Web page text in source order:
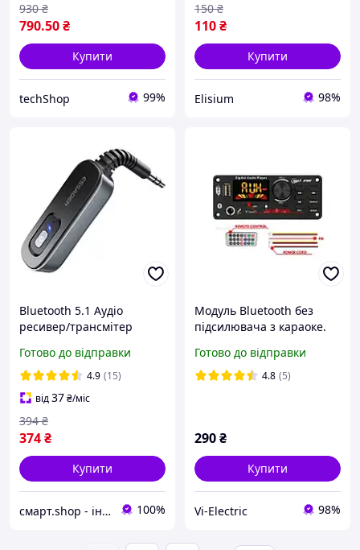
790.50₴
930 ₴
Купити
techShop 99%
110₴
150 ₴
Купити
Elisium 98%
Bluetooth 5.1 Аудіо
ресивер/трансмітер
мікрофоном (EBT51)
Готово до відправки
4.9 (15)
від37₴/міс
374₴
394 ₴
Купити
смарт.shop - інтернет магазин електроніки 100%
Модуль Bluetooth без
підсилювача з караоке.
Готово до відправки
4.8 (5)
290₴
Купити
Vi-Electric 98%